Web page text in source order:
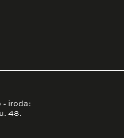
- iroda:
48.